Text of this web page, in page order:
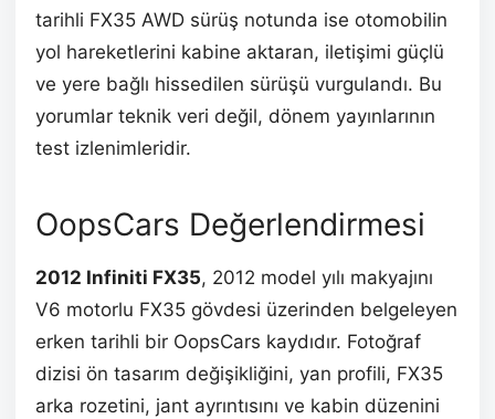
tarihli FX35 AWD sürüş notunda ise otomobilin
yol hareketlerini kabine aktaran, iletişimi güçlü
ve yere bağlı hissedilen sürüşü vurgulandı. Bu
yorumlar teknik veri değil, dönem yayınlarının
test izlenimleridir.
OopsCars Değerlendirmesi
2012 Infiniti FX35, 2012 model yılı makyajını
V6 motorlu FX35 gövdesi üzerinden belgeleyen
erken tarihli bir OopsCars kaydıdır. Fotoğraf
dizisi ön tasarım değişikliğini, yan profili, FX35
arka rozetini, jant ayrıntısını ve kabin düzenini